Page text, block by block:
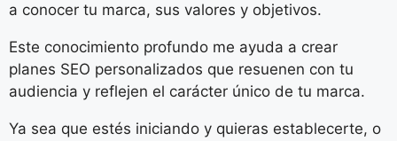
a conocer tu marca, sus valores y objetivos.
Este conocimiento profundo me ayuda a crear
planes SEO personalizados que resuenen con tu
audiencia y reflejen el carácter único de tu marca.
Ya sea que estés iniciando y quieras establecerte, o